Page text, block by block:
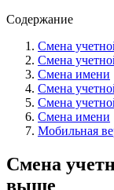
Содержание
Смена
Смена
Смена имени
Смена
Смена
Смена имени
Мобильная
Смена
выше